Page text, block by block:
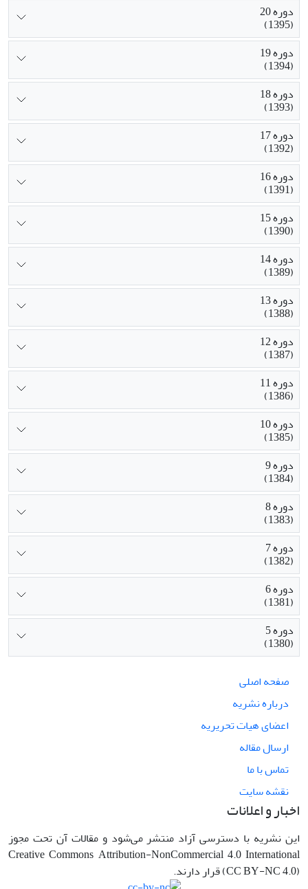
دوره 20
(1395)
دوره 19
(1394)
دوره 18
(1393)
دوره 17
(1392)
دوره 16
(1391)
دوره 15
(1390)
دوره 14
(1389)
دوره 13
(1388)
دوره 12
(1387)
دوره 11
(1386)
دوره 10
(1385)
دوره 9
(1384)
دوره 8
(1383)
دوره 7
(1382)
دوره 6
(1381)
دوره 5
(1380)
صفحه اصلی
درباره نشریه
اعضای هیات تحریریه
ارسال مقاله
تماس با ما
نقشه سایت
اخبار و اعلانات
این نشریه با دسترسی آزاد منتشر می‌شود و مقالات آن تحت مجوز
Creative Commons Attribution-NonCommercial 4.0 International
(CC BY-NC 4.0) قرار دارند.